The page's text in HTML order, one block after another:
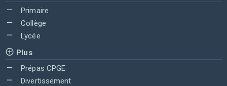
Primaire
Collège
Lycée
Plus
Prépas CPGE
Divertissement